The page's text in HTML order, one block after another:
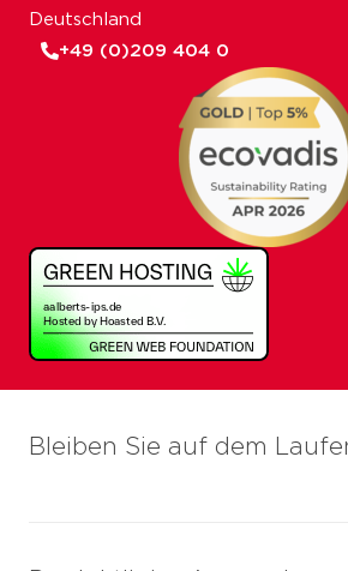
Bleiben Sie auf dem
Deutschland
+49 (0)209 404 0